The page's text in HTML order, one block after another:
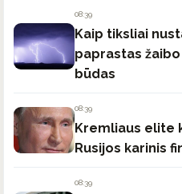
08:39
Kaip tiksliai
paprastas
būdas
08:39
Kremliaus elite
Rusijos karinis
08:39